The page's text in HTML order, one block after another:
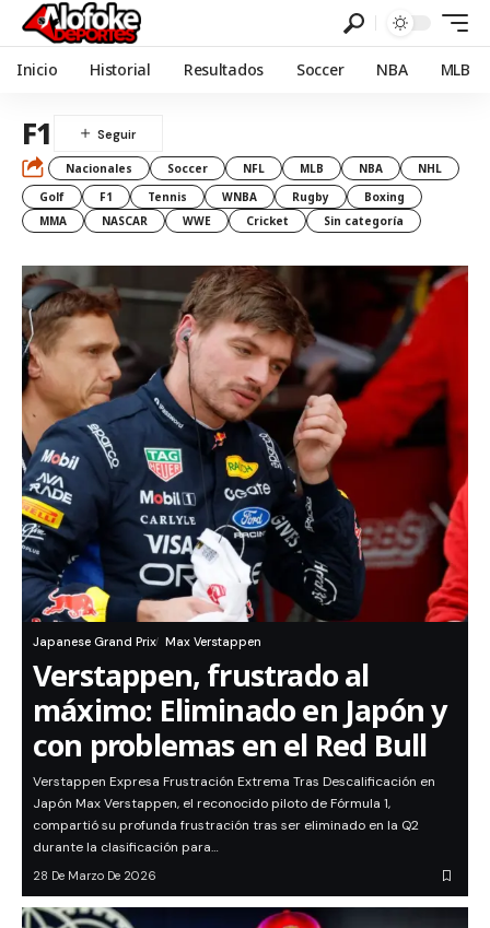
Inicio Historial Resultados Soccer NBA MLB
F1
Nacionales Soccer NFL MLB NBA
NHL
Golf
F1 Tennis WNBA Rugby
Boxing
MMA
NASCAR WWE Cricket Sin categoría
Japanese Grand Prix Max Verstappen
Verstappen, frustrado al
máximo: Eliminado en Japón y
con problemas en el Red Bull
Verstappen Expresa Frustración Extrema Tras Descalificación en
Japón Max Verstappen, el reconocido piloto de Fórmula 1,
compartió su profunda frustración tras ser eliminado en la Q2
durante la clasificación para…
28 De Marzo De 2026